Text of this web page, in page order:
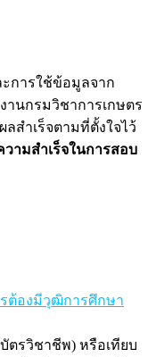
การใช้ข้อมูลจาก
านกรมวิชาการเกษตร
สำเร็จตามที่ตั้งใจไว้
ามสำเร็จในการสอบ
ต้องมีวุฒิการศึกษา
ตรวิชาชีพ) หรือเทียบ